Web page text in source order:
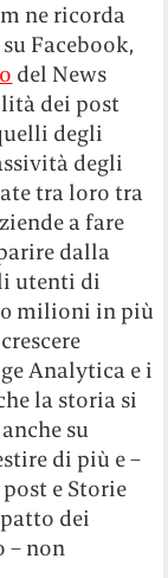
ne ricorda
Facebook,
del News
dei post
degli
degli
tra loro tra
a fare
dalla
utenti di
milioni in più
Analytica e i
la storia si
su
di più e –
e Storie
dei
– non